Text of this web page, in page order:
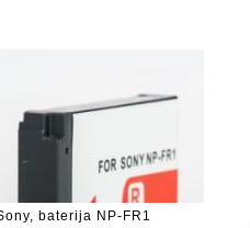
baterija NP-FR1